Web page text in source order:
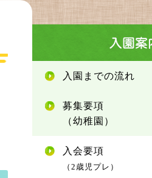
入園までの流れ
募集要項
（幼稚園）
入会要項
（2歳児プレ）